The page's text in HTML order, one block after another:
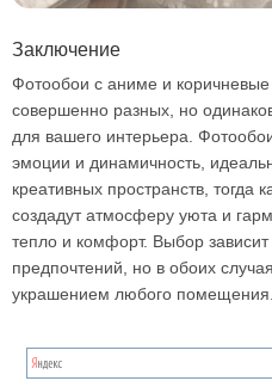
Заключение
Фотообои с аниме и
совершенно разных, но
для вашего интерьера.
эмоции и динамичность,
креативных пространств, тогда
создадут атмосферу уюта и
тепло и комфорт. Выбор зависит
предпочтений, но в обоих
украшением любого помещения.